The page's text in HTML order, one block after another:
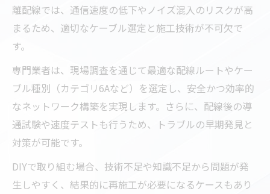
離配線では、通信速度の低下やノイズ混入のリスクが高
まるため、適切なケーブル選定と施工技術が不可欠で
す。
専門業者は、現場調査を通じて最適な配線ルートやケー
ブル種別（カテゴリ6Aなど）を選定し、安全かつ効率的
なネットワーク構築を実現します。さらに、配線後の導
通試験や速度テストも行うため、トラブルの早期発見と
対策が可能です。
DIYで取り組む場合、技術不足や知識不足から問題が発
生しやすく、結果的に再施工が必要になるケースもあり